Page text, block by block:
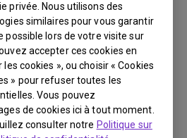
privée. Nous utilisons des
similaires pour vous garantir
possible lors de votre visite sur
accepter ces cookies en
cookies », ou choisir « Cookies
» pour refuser toutes les
Vous pouvez
de cookies ici à tout moment.
consulter notre Politique sur
Dernières
nouveautés
associée